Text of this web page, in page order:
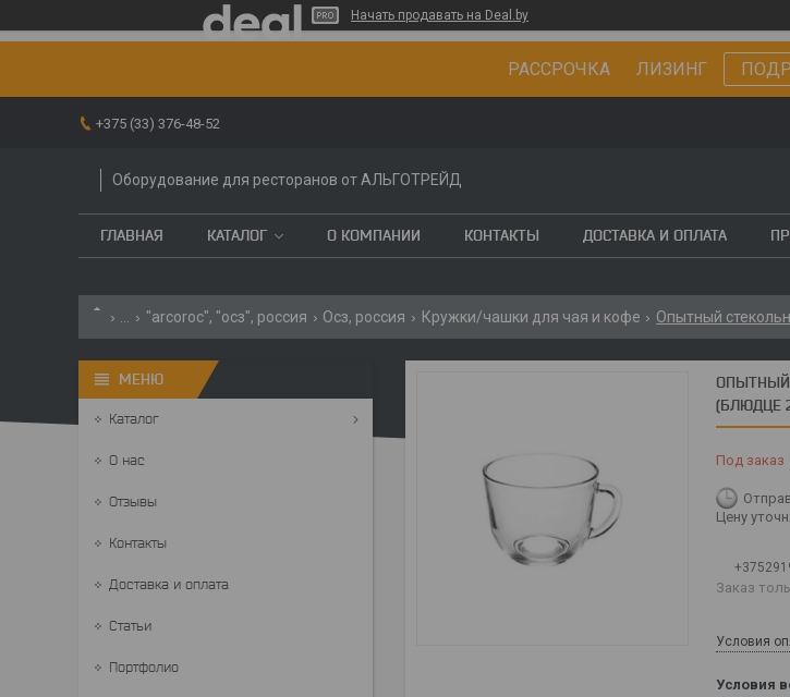
Начать продавать на Deal.by
РАССРОЧКА ЛИЗИНГ
+375 (33) 376-48-52
Оборудование для ресторанов от АЛЬГОТРЕЙД
ГЛАВНАЯ КАТАЛОГ О КОМПАНИИ КОНТАКТЫ ДОСТАВКА И ОПЛАТА
"arcoroc", "осз", россия Осз, россия Кружки/чашки для чая и кофе
ОПЫТНЫЙ
(БЛЮДЦЕ
Под заказ
Цену
Заказ
Условия
Каталог
О нас
Отзывы
Контакты
Доставка и оплата
Статьи
Портфолио